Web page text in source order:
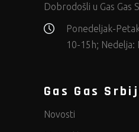
Dobrodošli u Gas Gas
Ponedeljak-
10-15h; Nedelja:
Gas Gas
Novosti